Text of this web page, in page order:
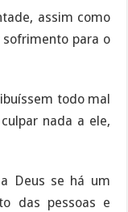
assim como
para o
todo mal
nada a ele,
Deus se há um
das pessoas e